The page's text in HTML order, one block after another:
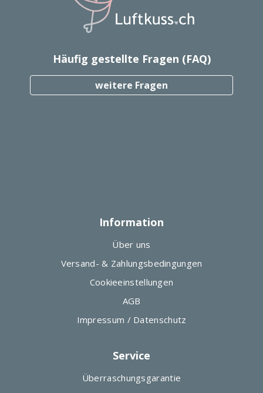
Häufig gestellte Fragen (FAQ)
weitere Fragen
Information
Über uns
Versand- & Zahlungsbedingungen
Cookieeinstellungen
AGB
Impressum / Datenschutz
Service
Überraschungsgarantie